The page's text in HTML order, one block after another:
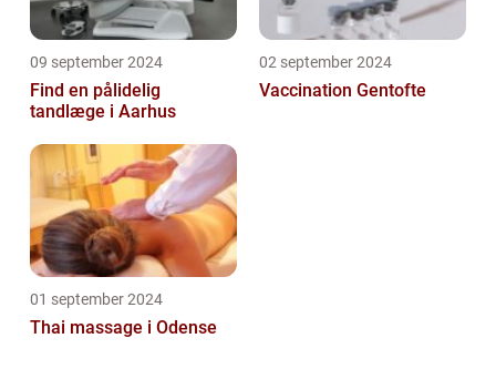
09 september 2024
Find en pålidelig
tandlæge i Aarhus
02 september 2024
Vaccination Gentofte
01 september 2024
Thai massage i Odense